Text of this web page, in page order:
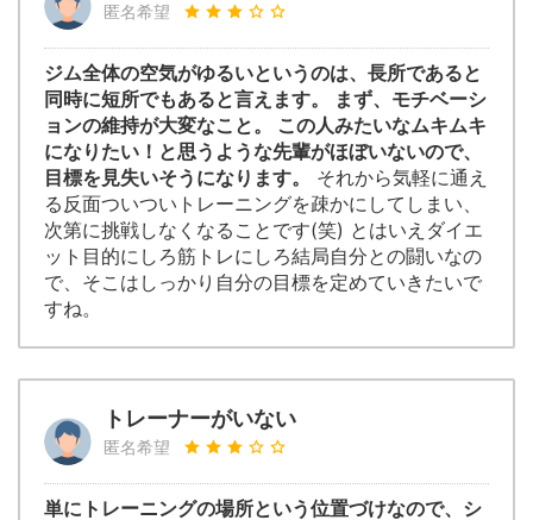
匿名希望
ジム全体の空気がゆるいというのは、長所であると
同時に短所でもあると言えます。 まず、モチベーシ
ョンの維持が大変なこと。 この人みたいなムキムキ
になりたい！と思うような先輩がほぼいないので、
目標を見失いそうになります。
それから気軽に通え
る反面ついついトレーニングを疎かにしてしまい、
次第に挑戦しなくなることです(笑) とはいえダイエ
ット目的にしろ筋トレにしろ結局自分との闘いなの
で、そこはしっかり自分の目標を定めていきたいで
すね。
トレーナーがいない
匿名希望
単にトレーニングの場所という位置づけなので、シ